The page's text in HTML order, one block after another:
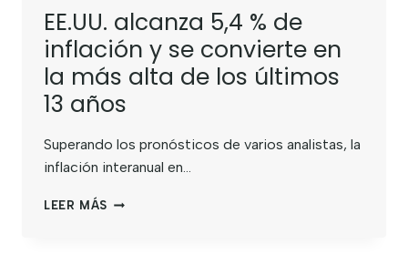
EE.UU. alcanza 5,4 % de
inflación y se convierte en
la más alta de los últimos
13 años
Superando los pronósticos de varios analistas, la
inflación interanual en…
LEER MÁS